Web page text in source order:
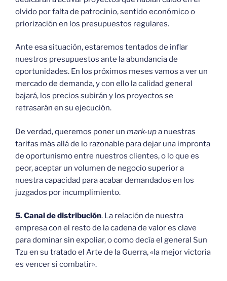
olvido por falta de patrocinio, sentido económico o
priorización en los presupuestos regulares.
Ante esa situación, estaremos tentados de inflar
nuestros presupuestos ante la abundancia de
oportunidades. En los próximos meses vamos a ver un
mercado de demanda, y con ello la calidad general
bajará, los precios subirán y los proyectos se
retrasarán en su ejecución.
De verdad, queremos poner un mark-upa nuestras
tarifas más allá de lo razonable para dejar una impronta
de oportunismo entre nuestros clientes, o lo que es
peor, aceptar un volumen de negocio superior a
nuestra capacidad para acabar demandados en los
juzgados por incumplimiento.
5. Canal de distribución. La relación de nuestra
empresa con el resto de la cadena de valor es clave
para dominar sin expoliar, o como decía el general Sun
Tzu en su tratado el Arte de la Guerra, «la mejor victoria
es vencer si combatir».